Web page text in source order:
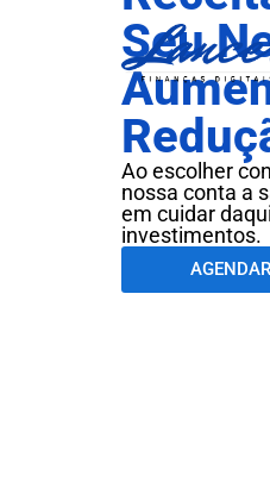
Seu
Ao escolher
nossa conta a
em cuidar
investimentos.